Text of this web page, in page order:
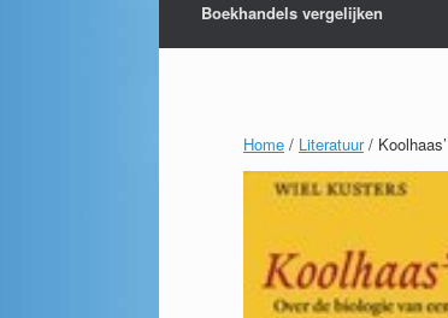
Boekhandels vergelijken
Home / Literatuur/